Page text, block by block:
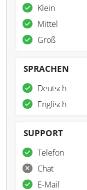
Klein
Mittel
Groß
SPRACHEN
Deutsch
Englisch
SUPPORT
Telefon
Chat
E-Mail